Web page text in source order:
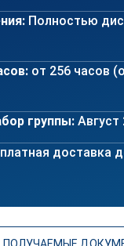
Полностью
от 256 часов
группы: Август
доставка